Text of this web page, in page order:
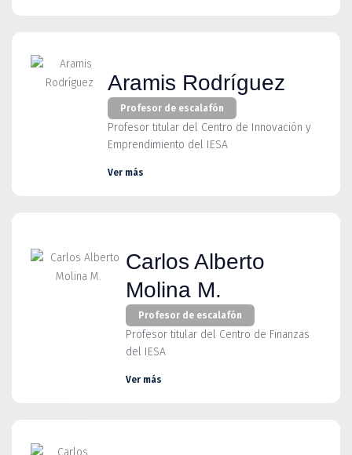
Aramis Rodríguez
Profesor de escalafón
Profesor titular del Centro de Innovación y
Emprendimiento del IESA
Ver más
Carlos Alberto
Molina M.
Profesor de escalafón
Profesor titular del Centro de Finanzas
del IESA
Ver más